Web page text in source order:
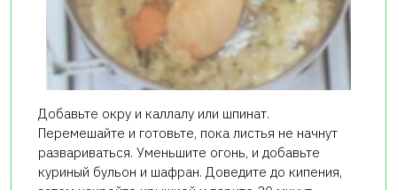
Добавьте окру и каллалу или шпинат.
Перемешайте и готовьте, пока листья не начнут
развариваться. Уменьшите огонь, и добавьте
куриный бульон и шафран. Доведите до кипения,